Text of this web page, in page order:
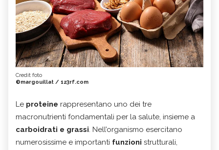
Credit foto
©margouillat / 123rf.com
Le proteine rappresentano uno dei tre
macronutrienti fondamentali per la salute, insieme a
carboidrati e grassi. Nell’organismo esercitano
numerosissime e importanti funzioni strutturali,